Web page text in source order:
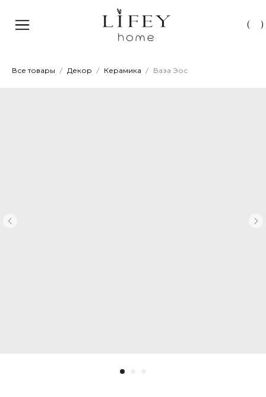
( )
Все товары Декор Керамика Ваза Эос